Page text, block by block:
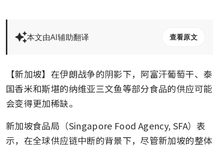
本文由AI辅助翻译 查看原文
【新加坡】在伊朗战争的阴影下，阿富汗葡萄干、泰
国香米和斯堪的纳维亚三文鱼等部分食品的供应可能
会变得更加稀缺。
新加坡食品局（Singapore Food Agency, SFA）表
示，在全球供应链中断的背景下，尽管新加坡的整体